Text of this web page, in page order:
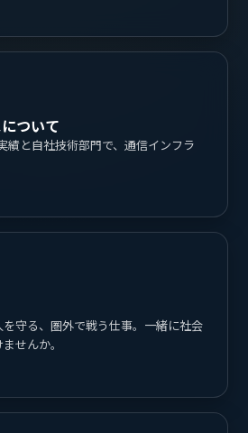
ついて
績と自社技術部門で、通信インフラ
守る、圏外で戦う仕事。一緒に社会
せんか。